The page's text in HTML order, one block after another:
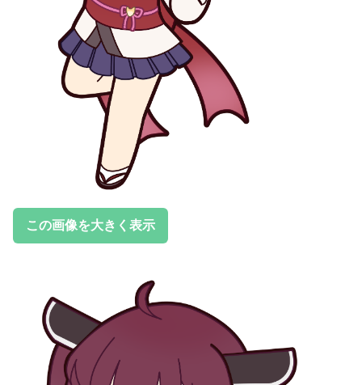
この画像を大きく表示